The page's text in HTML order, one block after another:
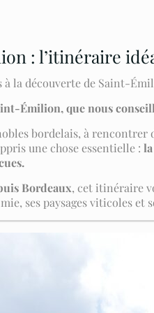
: l’itinéraire
à la découverte de Saint-
Émilion, que nous
bordelais, à
une chose essentielle :
Bordeaux, cet itinéraire
ses paysages viticoles